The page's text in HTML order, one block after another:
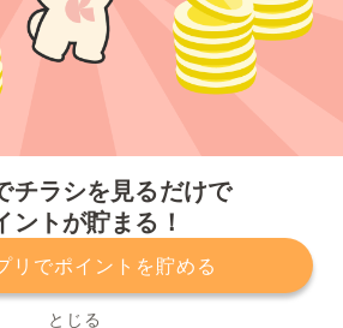
チラシを見るだけで
ントが貯まる！
リでポイントを貯める
とじる
リシー 利用規約
運営会社
お問い合わせ